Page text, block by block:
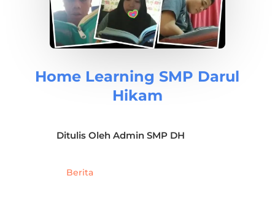
Home Learning SMP Darul
Hikam
Ditulis Oleh Admin SMP DH
Berita